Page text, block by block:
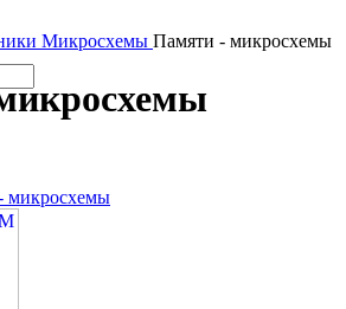
Микросхемы Памяти - микросхемы
микросхемы